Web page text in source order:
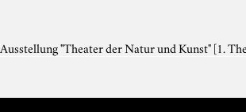
Ausstellung "Theater der Natur und Kunst"[1.